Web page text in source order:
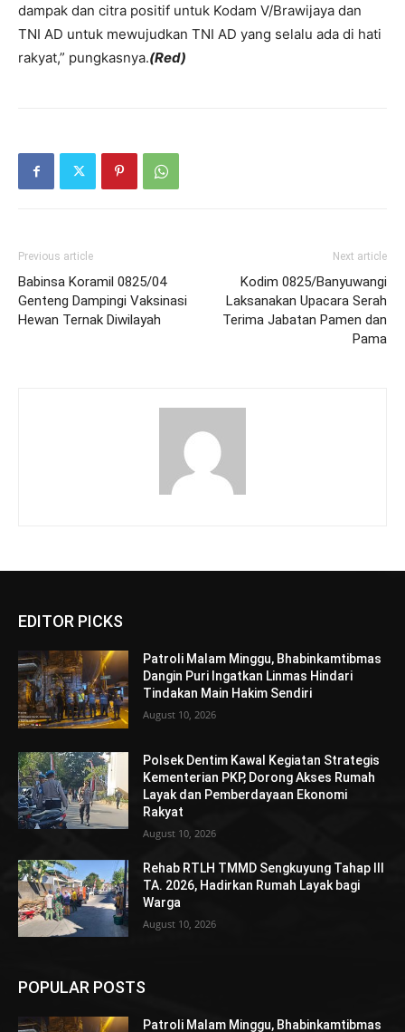
dampak dan citra positif untuk Kodam V/Brawijaya dan
TNI AD untuk mewujudkan TNI AD yang selalu ada di hati
rakyat,” pungkasnya.(Red)
Previous article
Babinsa Koramil 0825/04
Genteng Dampingi Vaksinasi
Hewan Ternak Diwilayah
Next article
Kodim 0825/Banyuwangi
Laksanakan Upacara Serah
Terima Jabatan Pamen dan
Pama
EDITOR PICKS
Patroli Malam Minggu, Bhabinkamtibmas
Dangin Puri Ingatkan Linmas Hindari
Tindakan Main Hakim Sendiri
August 10, 2026
Polsek Dentim Kawal Kegiatan Strategis
Kementerian PKP, Dorong Akses Rumah
Layak dan Pemberdayaan Ekonomi
Rakyat
August 10, 2026
Rehab RTLH TMMD Sengkuyung Tahap III
TA. 2026, Hadirkan Rumah Layak bagi
Warga
August 10, 2026
POPULAR POSTS
Patroli Malam Minggu, Bhabinkamtibmas